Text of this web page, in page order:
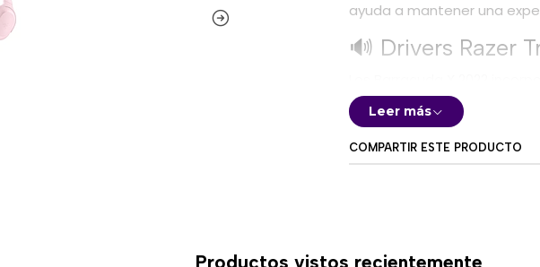
ayuda a mantener una
🔊 Drivers Razer
desarrollados para
Audio equilibrado para
Leer más
COMPARTIR ESTE PRODUCTO
Productos vistos recientemente